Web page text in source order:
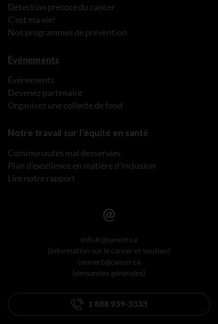
Détection précoce du cancer
C’est ma vie!
Nos programmes de prévention
Événements
Événements
Devenez partenaire
Organisez une collecte de fond
Notre travail sur l’équité en santé
Communautés mal desservies
Plan d’excellence en matière d’inclusion
Lire notre rapport
info.fr@cancer.ca
(information sur le cancer et soutien)
connect@cancer.ca
(demandes générales)
1 888 939-3333